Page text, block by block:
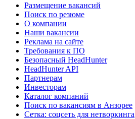
Размещение вакансий
Поиск по резюме
О компании
Наши вакансии
Реклама на сайте
Требования к ПО
Безопасный HeadHunter
HeadHunter API
Партнерам
Инвесторам
Каталог компаний
Поиск по вакансиям в Анзорее
Сетка: соцсеть для нетворкинга